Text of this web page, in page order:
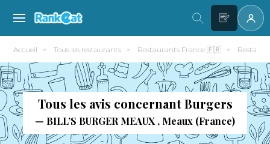
Accueil Tous les restaurants Restaurants France 🇫🇷
Tous les avis concernant Burgers
— BILL’S BURGER MEAUX , Meaux (France)